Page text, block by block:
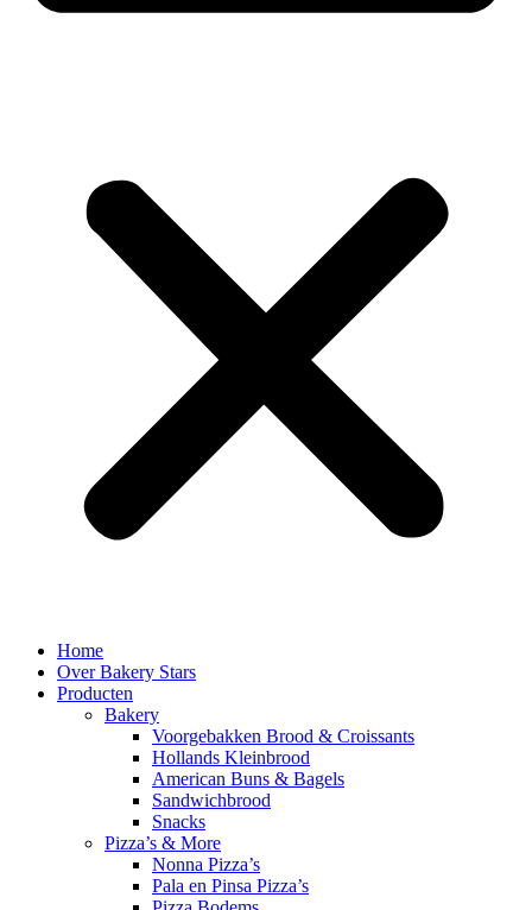
Home
Over Bakery Stars
Producten
Bakery
Voorgebakken Brood & Croissants
Hollands Kleinbrood
American Buns & Bagels
Sandwichbrood
Snacks
Pizza’s & More
Nonna Pizza’s
Pala en Pinsa Pizza’s